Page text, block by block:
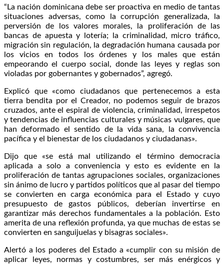
“La nación dominicana debe ser proactiva en medio de tantas
situaciones adversas, como la corrupción generalizada, la
perversión de los valores morales, la proliferación de las
bancas de apuesta y lotería; la criminalidad, micro tráfico,
migración sin regulación, la degradación humana causada por
los vicios en todos los órdenes y los males que están
empeorando el cuerpo social, donde las leyes y reglas son
violadas por gobernantes y gobernados”, agregó.
Explicó que «como ciudadanos que pertenecemos a esta
tierra bendita por el Creador, no podemos seguir de brazos
cruzados, ante el espiral de violencia, criminalidad, irrespetos
y tendencias de influencias culturales y músicas vulgares, que
han deformado el sentido de la vida sana, la convivencia
pacífica y el bienestar de los ciudadanos y ciudadanas».
Dijo que «se está mal utilizando el término democracia
aplicada a solo a conveniencia y esto es evidente en la
proliferación de tantas agrupaciones sociales, organizaciones
sin ánimo de lucro y partidos políticos que al pasar del tiempo
se convierten en carga económica para el Estado y cuyo
presupuesto de gastos públicos, deberían invertirse en
garantizar más derechos fundamentales a la población. Esto
amerita de una reflexión profunda, ya que muchas de estas se
convierten en sanguijuelas y bisagras sociales».
Alertó a los poderes del Estado a «cumplir con su misión de
aplicar leyes, normas y costumbres, ser más enérgicos y